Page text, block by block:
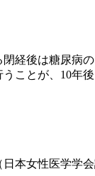
閉経後は糖尿病
ことが、10年
本女性医学学